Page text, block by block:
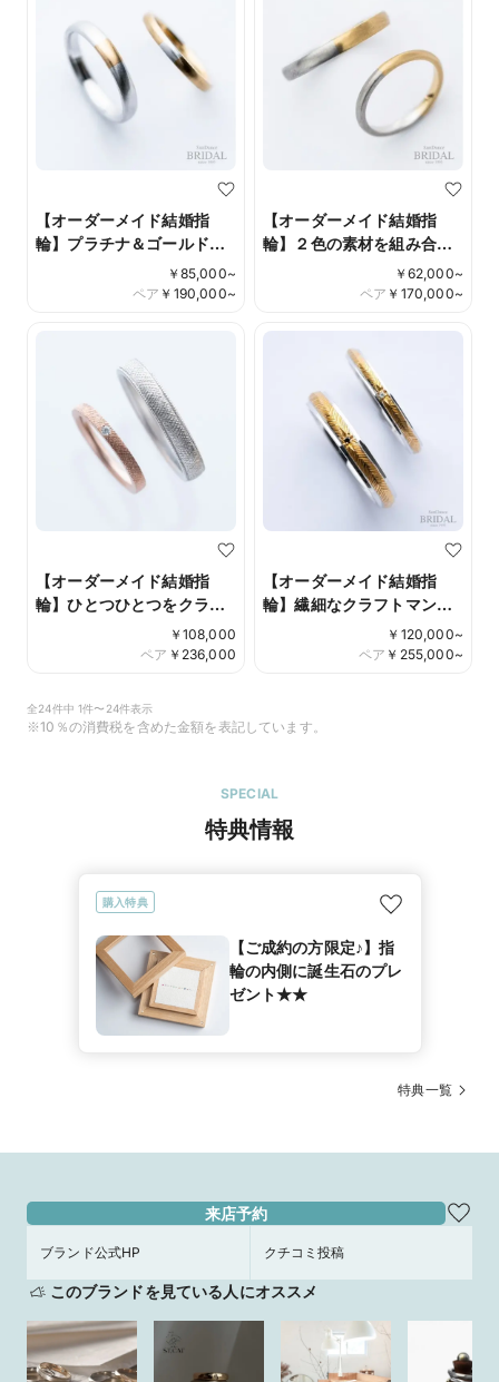
【オーダーメイド結婚指
輪】プラチナ＆ゴールドの
￥ 85,000~
￥ 190,000~
ペア
【オーダーメイド結婚指
輪】２色の素材を組み合わ
￥ 62,000~
￥ 170,000~
ペア
【オーダーメイド結婚指
輪】ひとつひとつをクラフ
トマンが彫り込む格子模様
￥ 108,000
￥ 236,000
ペア
【オーダーメイド結婚指
輪】繊細なクラフトマンの
￥ 120,000~
￥ 255,000~
ペア
全24件中 1件〜24件表示
※10％の消費税を含めた金額を表記しています。
SPECIAL
特典情報
購入特典
【ご成約の方限定♪】指
輪の内側に誕生石のプレ
ゼント★★
特典一覧
来店予約
ブランド公式HP クチコミ投稿
このブランドを見ている人にオススメ